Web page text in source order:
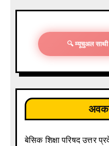
🔍 म्यूचुअल
बेसिक शिक्षा परिषद उत्तर